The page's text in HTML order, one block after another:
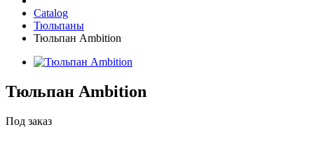
Catalog
Тюльпаны
Тюльпан Ambition
Тюльпан Ambition
Под заказ